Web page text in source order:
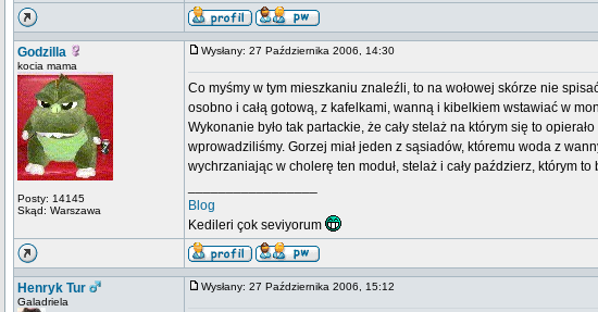
Godzilla
kocia mama
Posty: 14145
Skąd: Warszawa
Wysłany: 27 Października 2006, 14:30
Co myśmy w tym mieszkaniu znaleźli, to na wołowej skórze nie
osobno i całą gotową, z kafelkami, wanną i kibelkiem wstawiać w
Wykonanie było tak partackie, że cały stelaż na którym się to
wprowadziliśmy. Gorzej miał jeden z sąsiadów, któremu woda z
wychrzaniając w cholerę ten moduł, stelaż i cały paździerz, którym to
Blog
Kedileri çok seviyorum
Henryk Tur
Galadriela
Wysłany: 27 Października 2006, 15:12